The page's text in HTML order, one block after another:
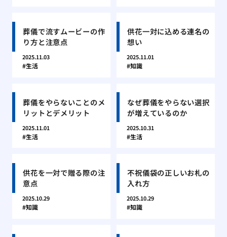
葬儀で流すムービーの作
り方と注意点
2025.11.03
生活
供花一対に込める連名の
想い
2025.11.01
知識
葬儀をやらないことのメ
リットとデメリット
2025.11.01
生活
なぜ葬儀をやらない選択
が増えているのか
2025.10.31
生活
供花を一対で贈る際の注
意点
2025.10.29
知識
不祝儀袋の正しいお札の
入れ方
2025.10.29
知識